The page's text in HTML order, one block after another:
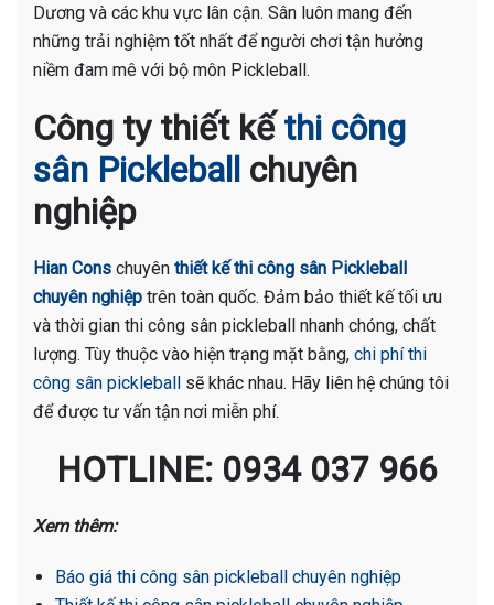
Dương và các khu vực lân cận. Sân luôn mang đến
những trải nghiệm tốt nhất để người chơi tận hưởng
niềm đam mê với bộ môn Pickleball.
Công ty thiết kếthi công
sân Pickleball chuyên
nghiệp
Hian Cons chuyên thiết kế thi công sân Pickleball
chuyên nghiệp trên toàn quốc. Đảm bảo thiết kế tối ưu
và thời gian thi công sân pickleball nhanh chóng, chất
lượng. Tùy thuộc vào hiện trạng mặt bằng, chi phí thi
công sân pickleball sẽ khác nhau. Hãy liên hệ chúng tôi
để được tư vấn tận nơi miễn phí.
HOTLINE: 0934 037 966
Xem thêm:
Báo giá thi công sân pickleball chuyên nghiệp